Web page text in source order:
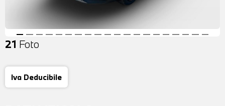
21 Foto
Iva Deducibile